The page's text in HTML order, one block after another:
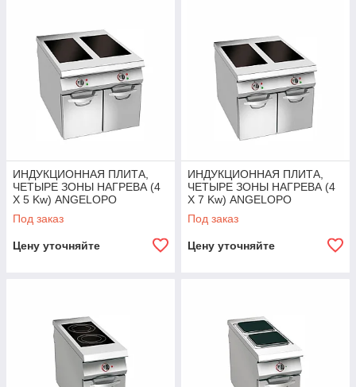
ИНДУКЦИОННАЯ ПЛИТА,
ЧЕТЫРЕ ЗОНЫ НАГРЕВА (4
X 5 Kw) ANGELOPO
Под заказ
Цену уточняйте
ИНДУКЦИОННАЯ ПЛИТА,
ЧЕТЫРЕ ЗОНЫ НАГРЕВА (4
X 7 Kw) ANGELOPO
Под заказ
Цену уточняйте